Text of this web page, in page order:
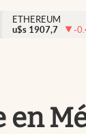
ETHEREUM
u$s 1907,7 -
en